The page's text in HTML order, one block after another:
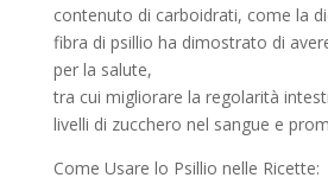
contenuto di carboidrati, come la
fibra di psillio ha dimostrato di
per la salute,
tra cui migliorare la regolarità
livelli di zucchero nel sangue e
Come Usare lo Psillio nelle Ricette: